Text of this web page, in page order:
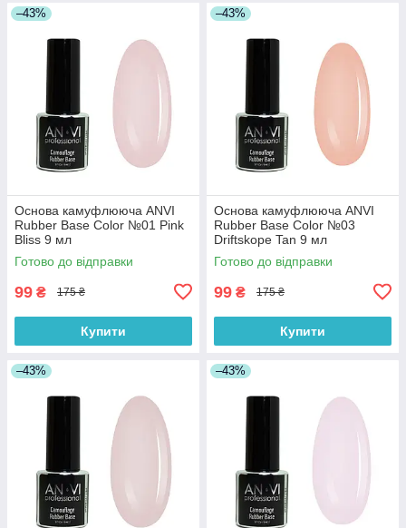
–43%
Основа камуфлююча ANVI
Rubber Base Color №01 Pink
Bliss 9 мл
Готово до відправки
99 ₴ 175 ₴
Купити
–43%
Основа камуфлююча ANVI
Rubber Base Color №03
Driftskope Tan 9 мл
Готово до відправки
99 ₴ 175 ₴
Купити
–43% –43%